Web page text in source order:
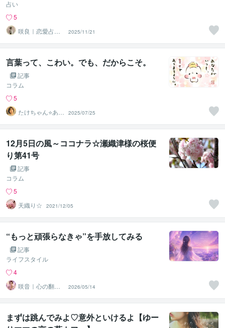
占い
5
咲良｜恋愛占い
心導師
2025/11/21
言葉って、こわい。でも、だからこそ。
記事
コラム
5
たけちゃん⭐あな
たの魅力を見つ
ける対話人
2025/07/25
12月5日の風～ココナラ☆瀬織津様の桜便
り第41号
記事
コラム
5
天織り☆
2021/12/05
“もっと頑張らなきゃ”を手放してみる
記事
ライフスタイル
4
咲音｜心の翻訳
家
2026/05/14
まずは跳んでみよ♡意外といけるよ【ゆー